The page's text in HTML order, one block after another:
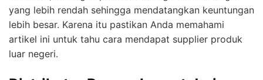
yang lebih rendah sehingga mendatangkan keuntungan
lebih besar. Karena itu pastikan Anda memahami
artikel ini untuk tahu cara mendapat supplier produk
luar negeri.